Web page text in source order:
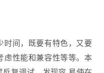
时间，既要有特色，又要
虑性能和兼容性等等。本